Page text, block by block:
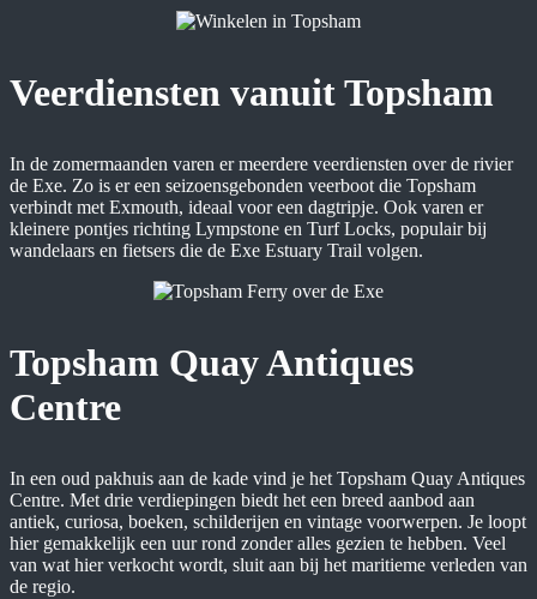
Veerdiensten vanuit Topsham
In de zomermaanden varen er meerdere veerdiensten over de rivier
de Exe. Zo is er een seizoensgebonden veerboot die Topsham
verbindt met Exmouth, ideaal voor een dagtripje. Ook varen er
kleinere pontjes richting Lympstone en Turf Locks, populair bij
wandelaars en fietsers die de Exe Estuary Trail volgen.
Topsham Quay Antiques
Centre
In een oud pakhuis aan de kade vind je het Topsham Quay Antiques
Centre. Met drie verdiepingen biedt het een breed aanbod aan
antiek, curiosa, boeken, schilderijen en vintage voorwerpen. Je loopt
hier gemakkelijk een uur rond zonder alles gezien te hebben. Veel
van wat hier verkocht wordt, sluit aan bij het maritieme verleden van
de regio.